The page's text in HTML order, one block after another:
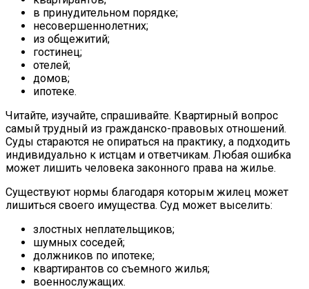
в принудительном порядке;
несовершеннолетних;
из общежитий;
гостинец;
отелей;
домов;
ипотеке.
Читайте, изучайте, спрашивайте. Квартирный вопрос
самый трудный из гражданско-правовых отношений.
Суды стараются не опираться на практику, а подходить
индивидуально к истцам и ответчикам. Любая ошибка
может лишить человека законного права на жилье.
Существуют нормы благодаря которым жилец может
лишиться своего имущества. Суд может выселить:
злостных неплательщиков;
шумных соседей;
должников по ипотеке;
квартирантов со съемного жилья;
военнослужащих.